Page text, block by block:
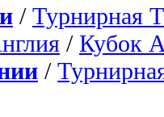
/ Турнирная
/ Кубок
/